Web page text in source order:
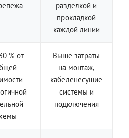
разделкой и
прокладкой
каждой линии
% от
Выше затраты
на монтаж,
кабеленесущие
системы и
подключения